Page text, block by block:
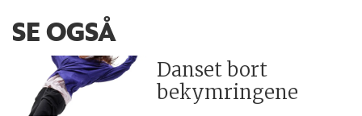
SE OGSÅ
Danset bort
bekymringene